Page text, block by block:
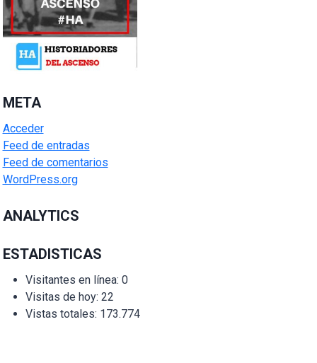
META
Acceder
Feed de entradas
Feed de comentarios
WordPress.org
ANALYTICS
ESTADISTICAS
Visitantes en línea: 0
Visitas de hoy: 22
Vistas totales: 173.774